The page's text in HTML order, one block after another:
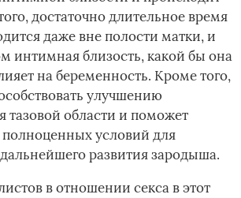
достаточно длительное время
даже вне полости матки, и
интимная близость, какой бы она
на беременность. Кроме того,
улучшению
тазовой области и поможет
условий для
развития зародыша.
в отношении секса в этот